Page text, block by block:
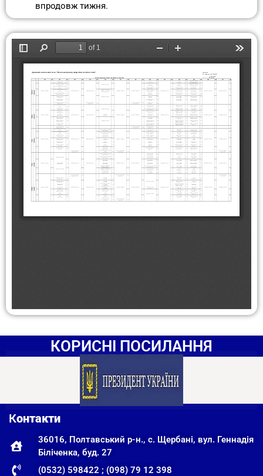
впродовж тижня.
КОРИСНІ ПОСИЛАННЯ
Контакти
36016, Полтавський р-н., с. Щербані, вул. Геннадія
Біліченка, буд. 27
(0532) 598422 ; (098) 79 12 398